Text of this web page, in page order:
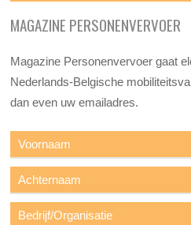
MAGAZINE PERSONENVERVOER
Magazine Personenvervoer gaat
Nederlands-Belgische
dan even uw emailadres.